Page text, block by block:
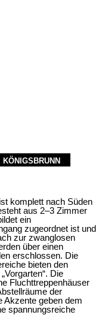
komplett nach Süden
aus 2–3 Zimmer
ein
zugeordnet ist und
zur zwanglosen
über einen
erschlossen. Die
bieten den
Die
Fluchttreppenhäuser
der
Akzente geben dem
spannungsreiche